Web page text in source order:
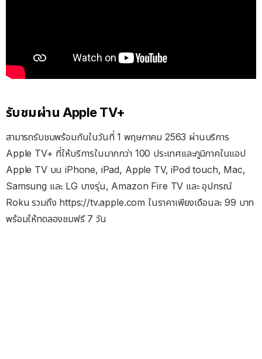
รับชมผ่าน Apple TV+
สามารถรับชมพร้อมกันในวันที่ 1 พฤษภาคม 2563 ผ่านบริการ
Apple TV+ ที่ให้บริการในมากกว่า 100 ประเทศและภูมิภาคในแอป
Apple TV บน iPhone, iPad, Apple TV, iPod touch, Mac,
Samsung และ LG บางรุ่น, Amazon Fire TV และ อุปกรณ์
Roku รวมถึง https://tv.apple.com ในราคาเพียงเดือนละ 99 บาท
พร้อมให้ทดลองชมฟรี 7 วัน